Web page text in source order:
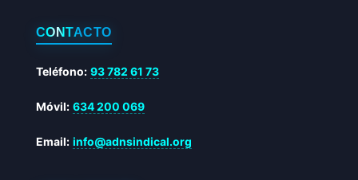
CONTACTO
Teléfono: 93 782 61 73
Móvil: 634 200 069
Email: info@adnsindical.org